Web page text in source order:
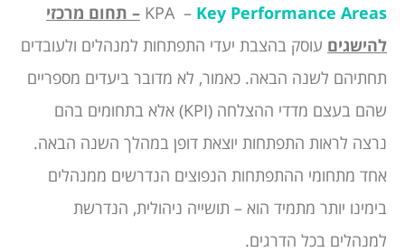
KPA – Key Performance Areas
– תחום מרכזי
להישגים עוסק בהצבת יעדי התפתחות למנהלים ולעובדים
תחתיהם לשנה הבאה. כאמור, לא מדובר ביעדים מספריים
שהם בעצם מדדי ההצלחה (KPI) אלא בתחומים בהם
נרצה לראות התפתחות יוצאת דופן במהלך השנה הבאה.
אחד מתחומי ההתפתחות הנפוצים הנדרשים ממנהלים
בימינו יותר מתמיד הוא – תושייה ניהולית, הנדרשת
למנהלים בכל הדרגים.